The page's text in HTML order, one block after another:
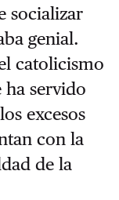
socializar
genial.
catolicismo
ha servido
excesos
con la
de la